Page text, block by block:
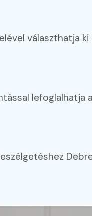
választhatja ki
lefoglalhatja